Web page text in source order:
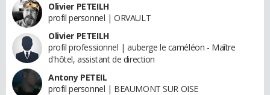
Olivier PETEILH
profil personnel | ORVAULT
Olivier PETEILH
profil professionnel | auberge le caméléon - Maître
d'hôtel, assistant de direction
Antony PETEIL
profil personnel | BEAUMONT SUR OISE